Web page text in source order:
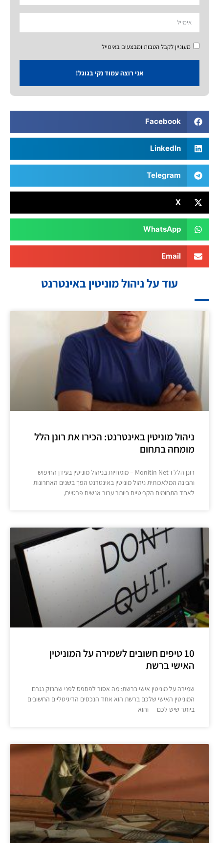
מעוניין לקבל הטבות ומבצעים באימייל
אני רוצה עמוד נקי בגוגל!
Facebook
LinkedIn
Telegram
X
WhatsApp
Email
עוד על ניהול מוניטין באינטרנט
ניהול מוניטין באינטרנט: הכירו את רונן הלל
מומחה בתחום
רונן הלל ו־Monitin Net – מומחיות בניהול מוניטין בעידן החיפוש
והבינה המלאכותית ניהול מוניטין באינטרנט הפך בשנים האחרונות
לאחד התחומים הקריטיים ביותר עבור אנשים פרטיים,
10 טיפים חשובים לשמירה על המוניטין
האישי ברשת
שמירה על מוניטין אישי ברשת: מה אסור לפספס לפני שהנזק נגרם
המוניטין האישי שלכם ברשת הוא אחד הנכסים הדיגיטליים החשובים
ביותר שיש לכם — והוא